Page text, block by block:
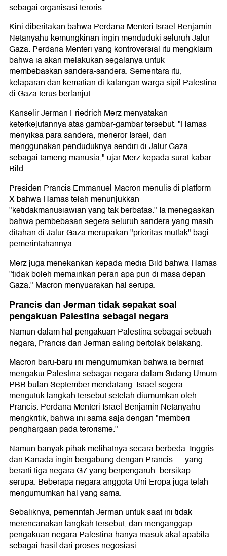
sebagai organisasi teroris.
Kini diberitakan bahwa Perdana Menteri Israel Benjamin
Netanyahu kemungkinan ingin menduduki seluruh Jalur
Gaza. Perdana Menteri yang kontroversial itu mengklaim
bahwa ia akan melakukan segalanya untuk
membebaskan sandera-sandera. Sementara itu,
kelaparan dan kematian di kalangan warga sipil Palestina
di Gaza terus berlanjut.
Kanselir Jerman Friedrich Merz menyatakan
keterkejutannya atas gambar-gambar tersebut. "Hamas
menyiksa para sandera, meneror Israel, dan
menggunakan penduduknya sendiri di Jalur Gaza
sebagai tameng manusia," ujar Merz kepada surat kabar
Bild.
Presiden Prancis Emmanuel Macron menulis di platform
X bahwa Hamas telah menunjukkan
"ketidakmanusiawian yang tak berbatas." Ia menegaskan
bahwa pembebasan segera seluruh sandera yang masih
ditahan di Jalur Gaza merupakan "prioritas mutlak" bagi
pemerintahannya.
Merz juga menekankan kepada media Bild bahwa Hamas
"tidak boleh memainkan peran apa pun di masa depan
Gaza." Macron menyuarakan hal serupa.
Prancis dan Jerman tidak sepakat soal
pengakuan Palestina sebagai negara
Namun dalam hal pengakuan Palestina sebagai sebuah
negara, Prancis dan Jerman saling bertolak belakang.
Macron baru-baru ini mengumumkan bahwa ia berniat
mengakui Palestina sebagai negara dalam Sidang Umum
PBB bulan September mendatang. Israel segera
mengutuk langkah tersebut setelah diumumkan oleh
Prancis. Perdana Menteri Israel Benjamin Netanyahu
mengkritik, bahwa ini sama saja dengan "memberi
penghargaan pada terorisme."
Namun banyak pihak melihatnya secara berbeda. Inggris
dan Kanada ingin bergabung dengan Prancis — yang
berarti tiga negara G7 yang berpengaruh- bersikap
serupa. Beberapa negara anggota Uni Eropa juga telah
mengumumkan hal yang sama.
Sebaliknya, pemerintah Jerman untuk saat ini tidak
merencanakan langkah tersebut, dan menganggap
pengakuan negara Palestina hanya masuk akal apabila
sebagai hasil dari proses negosiasi.